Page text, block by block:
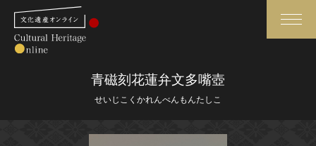
さらに詳細検索
青磁刻花蓮弁文多嘴壺
せいじこくかれんべんもんたしこ